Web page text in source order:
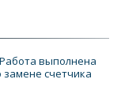
выполнена
счетчика